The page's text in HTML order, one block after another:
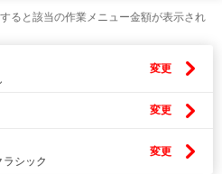
ると該当の作業メニュー金額が表示され
変更
変更
ラシック
変更